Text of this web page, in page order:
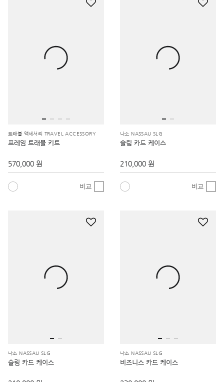
트래블 액세서리 TRAVEL ACCESSORY
프레임 트래블 키트
570,000 원
비교
나소 NASSAU SLG
슬림 카드 케이스
210,000 원
비교
나소 NASSAU SLG
슬림 카드 케이스
나소 NASSAU SLG
비즈니스 카드 케이스